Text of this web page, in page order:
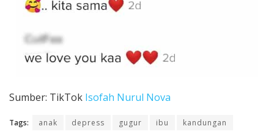
Sumber: TikTok Isofah Nurul Nova
Tags: anak depress gugur ibu kandungan